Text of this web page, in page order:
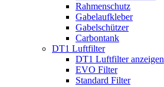
Rahmenschutz
Gabelaufkleber
Gabelschützer
Carbontank
DT1 Luftfilter
DT1 Luftfilter anzeigen
EVO Filter
Standard Filter